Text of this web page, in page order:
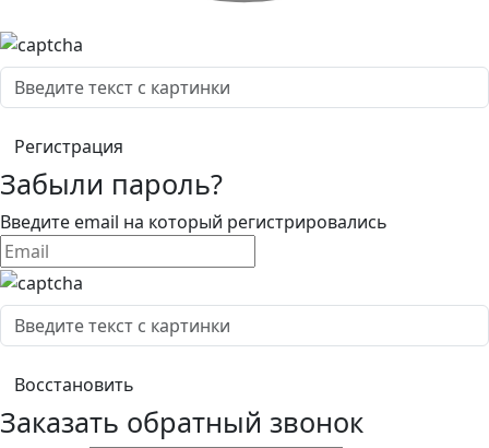
Забыли пароль?
Введите email на который регистрировались
Заказать обратный звонок